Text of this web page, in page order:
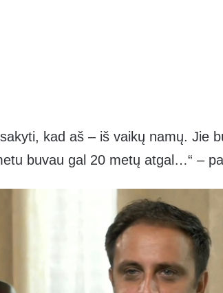
kad aš – iš vaikų namų. Jie
buvau gal 20 metų atgal…“ –